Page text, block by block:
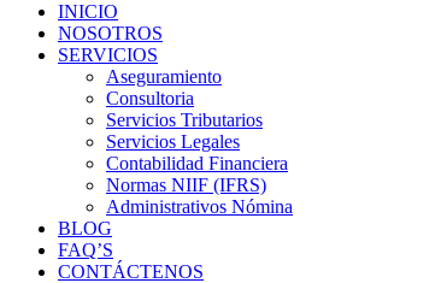
INICIO
NOSOTROS
SERVICIOS
Aseguramiento
Consultoria
Servicios Tributarios
Servicios Legales
Contabilidad Financiera
Normas NIIF (IFRS)
Administrativos Nómina
BLOG
FAQ’S
CONTÁCTENOS